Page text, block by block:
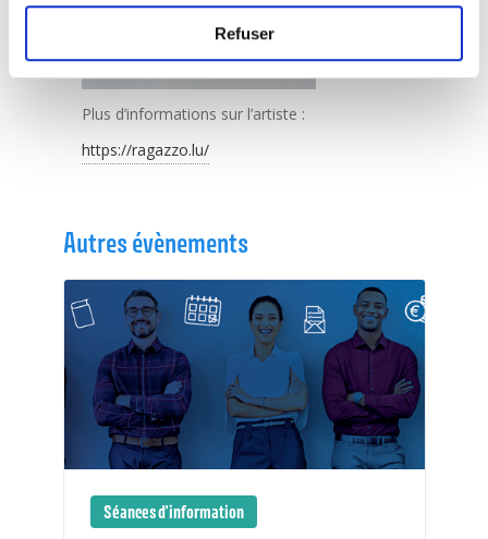
Refuser
Plus d’informations sur l’artiste :
https://ragazzo.lu/
Autres évènements
Séances d'information